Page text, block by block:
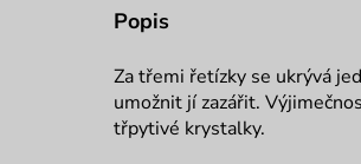
Popis
Za třemi řetízky se ukrývá
umožnit jí zazářit.
třpytivé krystalky.